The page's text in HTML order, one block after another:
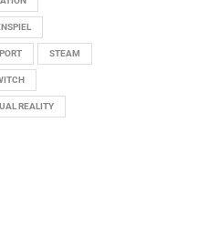
STEAM
REALITY